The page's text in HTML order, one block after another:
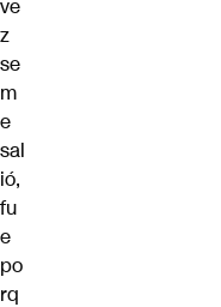
ve
z
se
m
e
sal
ió,
fu
e
po
rq